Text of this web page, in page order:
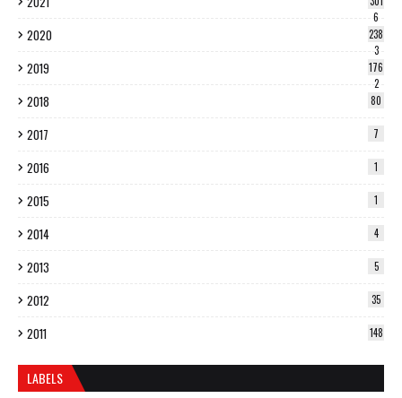
6
2020
238
3
2019
176
2
2018 80
2017 7
2016 1
2015 1
2014 4
2013 5
2012 35
2011 148
LABELS